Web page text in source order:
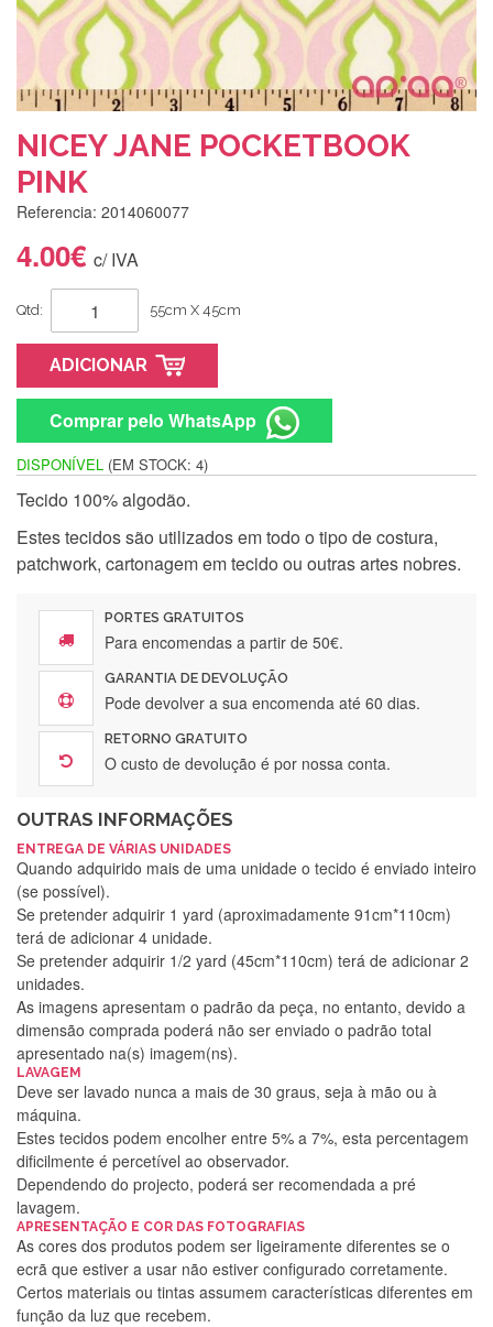
NICEY JANE POCKETBOOK
PINK
Referencia: 2014060077
4.00€ c/ IVA
Qtd: 55cm X 45cm
ADICIONAR
Comprar pelo WhatsApp
DISPONÍVEL (EM STOCK: 4)
Tecido 100% algodão.
Estes tecidos são utilizados em todo o tipo de costura,
patchwork, cartonagem em tecido ou outras artes nobres.
PORTES GRATUITOS
Para encomendas a partir de 50€.
GARANTIA DE DEVOLUÇÃO
Pode devolver a sua encomenda até 60 dias.
RETORNO GRATUITO
O custo de devolução é por nossa conta.
OUTRAS INFORMAÇÕES
ENTREGA DE VÁRIAS UNIDADES
Quando adquirido mais de uma unidade o tecido é enviado inteiro
(se possível).
Se pretender adquirir 1 yard (aproximadamente 91cm*110cm)
terá de adicionar 4 unidade.
Se pretender adquirir 1/2 yard (45cm*110cm) terá de adicionar 2
unidades.
As imagens apresentam o padrão da peça, no entanto, devido a
dimensão comprada poderá não ser enviado o padrão total
apresentado na(s) imagem(ns).
LAVAGEM
Deve ser lavado nunca a mais de 30 graus, seja à mão ou à
máquina.
Estes tecidos podem encolher entre 5% a 7%, esta percentagem
dificilmente é percetível ao observador.
Dependendo do projecto, poderá ser recomendada a pré
lavagem.
APRESENTAÇÃO E COR DAS FOTOGRAFIAS
As cores dos produtos podem ser ligeiramente diferentes se o
ecrã que estiver a usar não estiver configurado corretamente.
Certos materiais ou tintas assumem características diferentes em
função da luz que recebem.
Silvia Lopes
Encomenda direitinha. Rapidez e segurança. Volto a
encomendar.